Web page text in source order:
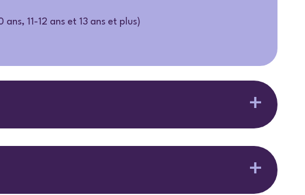
11-12 ans et 13 ans et plus)